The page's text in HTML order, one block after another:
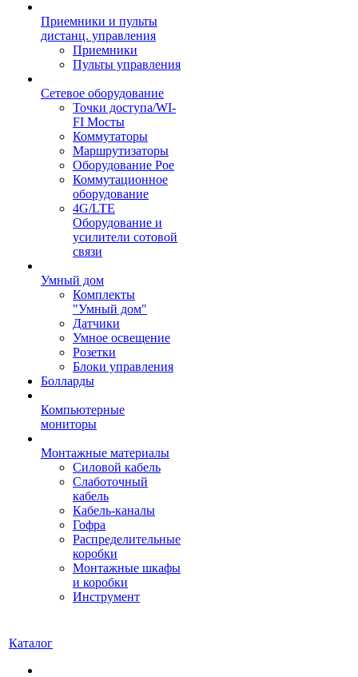
Приемники и пульты
дистанц. управления
Приемники
Пульты управления
Сетевое оборудование
Точки доступа/WI-
FI Мосты
Коммутаторы
Маршрутизаторы
Оборудование Poe
Коммутационное
оборудование
4G/LTE
Оборудование и
усилители сотовой
связи
Умный дом
Комплекты
"Умный дом"
Датчики
Умное освещение
Розетки
Блоки управления
Болларды
Компьютерные
мониторы
Монтажные материалы
Силовой кабель
Слаботочный
кабель
Кабель-каналы
Гофра
Распределительные
коробки
Монтажные шкафы
и коробки
Инструмент
Каталог